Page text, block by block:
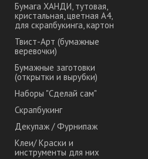
Бумага ХАНДИ, тутовая,
кристальная, цветная А4,
для скрапбукинга, картон
Твист-Арт (бумажные
веревочки)
Бумажные заготовки
(открытки и вырубки)
Наборы "Сделай сам"
Скрапбукинг
Декупаж / Фурнипаж
Клеи/ Краски и
инструменты для них